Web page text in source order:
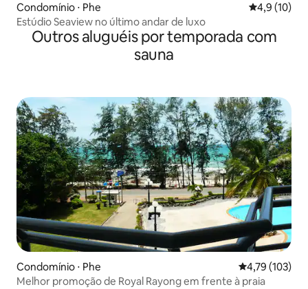
Condomínio ⋅ Phe 4,9 de uma
4,9 (10)
Estúdio Seaview no último andar de luxo
Outros aluguéis por temporada com
sauna
Condomínio ⋅ Phe 4,79 de uma
4,79 (103)
Melhor promoção de Royal Rayong em frente à praia